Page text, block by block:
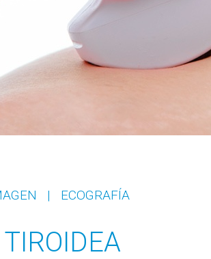
| ECOGRAFÍA